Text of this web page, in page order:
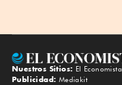
Nuestros Sitios: El Economista
Publicidad: Mediakit